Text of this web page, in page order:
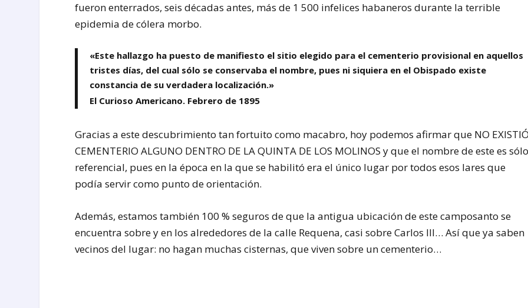
fueron enterrados, seis décadas antes, más de 1 500 infelices habaneros durante la terrible
epidemia de cólera morbo.
«Este hallazgo ha puesto de manifiesto el sitio elegido para el cementerio provisional en aquellos
tristes días, del cual sólo se conservaba el nombre, pues ni siquiera en el Obispado existe
constancia de su verdadera localización.»
El Curioso Americano. Febrero de 1895
Gracias a este descubrimiento tan fortuito como macabro, hoy podemos afirmar que NO
CEMENTERIO ALGUNO DENTRO DE LA QUINTA DE LOS MOLINOS y que el nombre de este es
referencial, pues en la época en la que se habilitó era el único lugar por todos esos lares que
podía servir como punto de orientación.
Además, estamos también 100 % seguros de que la antigua ubicación de este camposanto se
encuentra sobre y en los alrededores de la calle Requena, casi sobre Carlos III… Así que ya saben
vecinos del lugar: no hagan muchas cisternas, que viven sobre un cementerio…